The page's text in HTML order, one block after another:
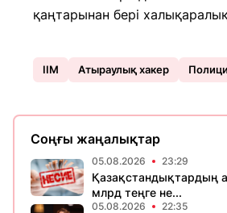
қаңтарынан бері
ІІМ Атыраулық хакер
Соңғы жаңалықтар
05.08.2026 23:29
Қазақстандықтардың
млрд теңге не...
05.08.2026 22:35